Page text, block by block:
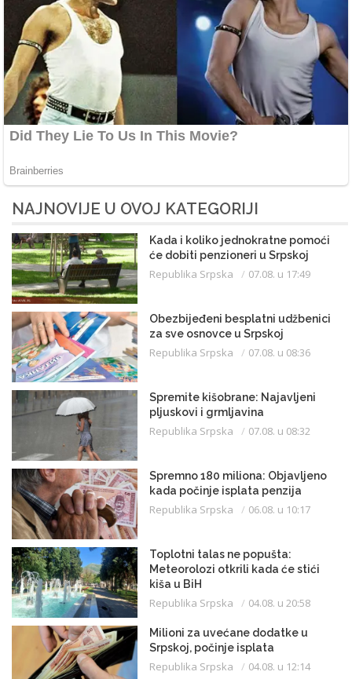
NAJNOVIJE U OVOJ KATEGORIJI
Kada i koliko jednokratne pomoći
će dobiti penzioneri u Srpskoj
Republika Srpska 07.08. u 17:49
Obezbijeđeni besplatni udžbenici
za sve osnovce u Srpskoj
Republika Srpska 07.08. u 08:36
Spremite kišobrane: Najavljeni
pljuskovi i grmljavina
Republika Srpska 07.08. u 08:32
Spremno 180 miliona: Objavljeno
kada počinje isplata penzija
Republika Srpska 06.08. u 10:17
Toplotni talas ne popušta:
Meteorolozi otkrili kada će stići
kiša u BiH
Republika Srpska 04.08. u 20:58
Milioni za uvećane dodatke u
Srpskoj, počinje isplata
Republika Srpska 04.08. u 12:14